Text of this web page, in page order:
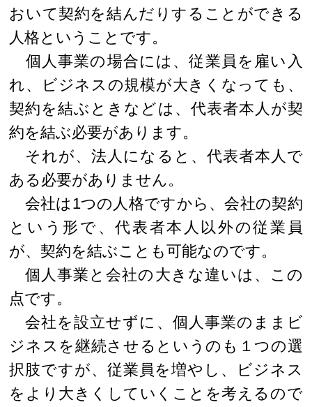
おいて契約を結んだりすることができる
人格ということです。
個人事業の場合には、従業員を雇い入
れ、ビジネスの規模が大きくなっても、
契約を結ぶときなどは、代表者本人が契
約を結ぶ必要があります。
それが、法人になると、代表者本人で
ある必要がありません。
会社は1つの人格ですから、会社の契約
という形で、代表者本人以外の従業員
が、契約を結ぶことも可能なのです。
個人事業と会社の大きな違いは、この
点です。
会社を設立せずに、個人事業のままビ
ジネスを継続させるというのも１つの選
択肢ですが、従業員を増やし、ビジネス
をより大きくしていくことを考えるので